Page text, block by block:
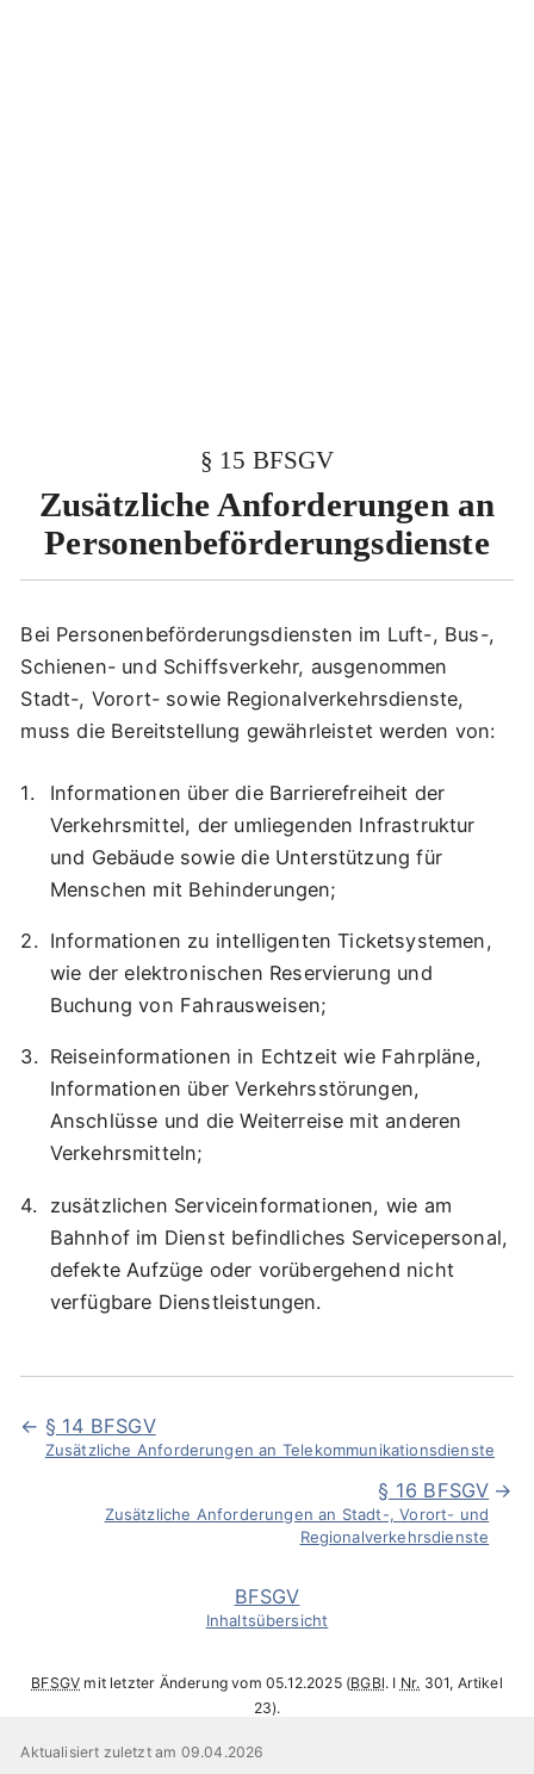
§ 15 BFSGV
Zusätzliche Anforderungen an
Personenbeförderungsdienste
Bei Personenbeförderungsdiensten im Luft-, Bus-,
Schienen- und Schiffsverkehr, ausgenommen
Stadt-, Vorort- sowie Regionalverkehrsdienste,
muss die Bereitstellung gewährleistet werden von:
Informationen über die Barrierefreiheit der
Verkehrsmittel, der umliegenden Infrastruktur
und Gebäude sowie die Unterstützung für
Menschen mit Behinderungen;
Informationen zu intelligenten Ticketsystemen,
wie der elektronischen Reservierung und
Buchung von Fahrausweisen;
Reiseinformationen in Echtzeit wie Fahrpläne,
Informationen über Verkehrsstörungen,
Anschlüsse und die Weiterreise mit anderen
Verkehrsmitteln;
zusätzlichen Serviceinformationen, wie am
Bahnhof im Dienst befindliches Servicepersonal,
defekte Aufzüge oder vorübergehend nicht
verfügbare Dienstleistungen.
§ 14 BFSGV
Zusätzliche Anforderungen an Telekommunikationsdienste
§ 16 BFSGV
Zusätzliche Anforderungen an Stadt-, Vorort- und
Regionalverkehrsdienste
BFSGV
Inhaltsübersicht
BFSGV mit letzter Änderung vom 05.12.2025 (BGBl. I Nr. 301, Artikel
23).
Aktualisiert zuletzt am 09.04.2026